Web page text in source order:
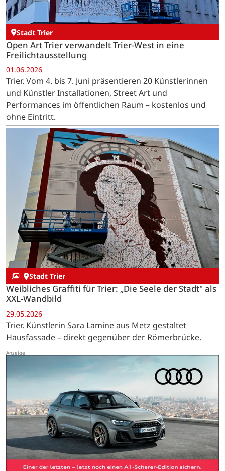
Stadt Trier
Open Art Trier verwandelt Trier-West in eine
Freilichtausstellung
01.06.2026
Trier. Vom 4. bis 7. Juni präsentieren 20 Künstlerinnen
und Künstler Installationen, Street Art und
Performances im öffentlichen Raum – kostenlos und
ohne Eintritt.
Stadt Trier
Weibliches Graffiti für Trier: „Die Seele der Stadt" als
XXL-Wandbild
29.05.2026
Trier. Künstlerin Sara Lamine aus Metz gestaltet
Hausfassade – direkt gegenüber der Römerbrücke.